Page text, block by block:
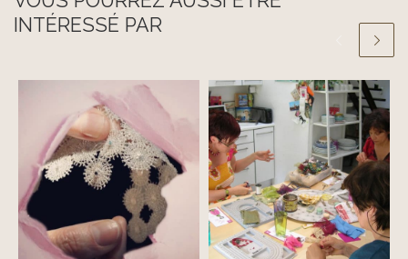
INTÉRESSÉ PAR